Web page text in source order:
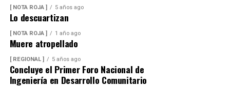
[ NOTA ROJA ] 5 años ago
Lo descuartizan
[ NOTA ROJA ] 1 año ago
Muere atropellado
[ REGIONAL ] 5 años ago
Concluye el Primer Foro Nacional de
Ingeniería en Desarrollo Comunitario